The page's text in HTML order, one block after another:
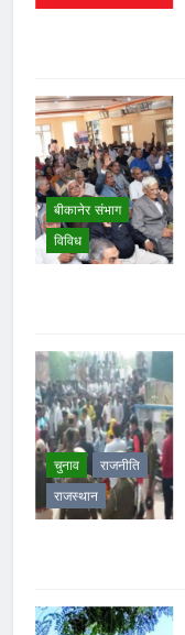
बीकानेर संभाग
विविध
चुनाव
राजनीति
राजस्थान